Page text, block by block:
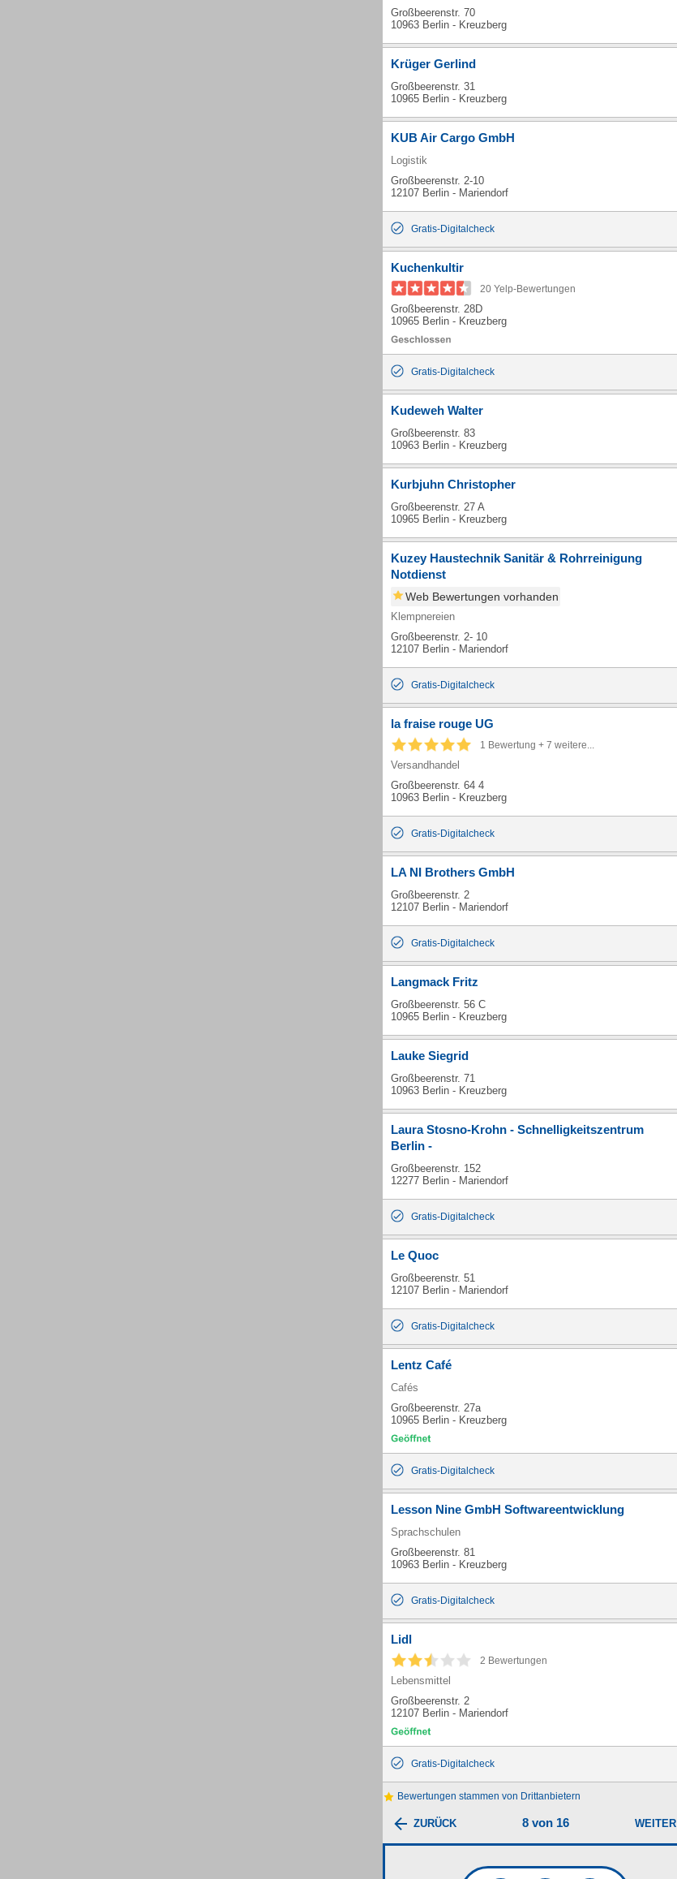
Großbeerenstr. 70
10963 Berlin - Kreuzberg
Krüger Gerlind
Großbeerenstr. 31
10965 Berlin - Kreuzberg
KUB Air Cargo GmbH
Logistik
Großbeerenstr. 2-10
12107 Berlin - Mariendorf
Gratis-Digitalcheck
Kuchenkultir
20 Yelp-Bewertungen
Großbeerenstr. 28D
10965 Berlin - Kreuzberg
Gratis-Digitalcheck
Kudeweh Walter
Großbeerenstr. 83
10963 Berlin - Kreuzberg
Kurbjuhn Christopher
Großbeerenstr. 27 A
10965 Berlin - Kreuzberg
Kuzey Haustechnik Sanitär & Rohrreinigung
Notdienst
Web Bewertungen vorhanden
Klempnereien
Großbeerenstr. 2- 10
12107 Berlin - Mariendorf
Gratis-Digitalcheck
la fraise rouge UG
1 Bewertung + 7 weitere...
Versandhandel
Großbeerenstr. 64 4
10963 Berlin - Kreuzberg
Gratis-Digitalcheck
LA NI Brothers GmbH
Großbeerenstr. 2
12107 Berlin - Mariendorf
Gratis-Digitalcheck
Langmack Fritz
Großbeerenstr. 56 C
10965 Berlin - Kreuzberg
Lauke Siegrid
Großbeerenstr. 71
10963 Berlin - Kreuzberg
Laura Stosno-Krohn - Schnelligkeitszentrum
Berlin -
Großbeerenstr. 152
12277 Berlin - Mariendorf
Gratis-Digitalcheck
Le Quoc
Großbeerenstr. 51
12107 Berlin - Mariendorf
Gratis-Digitalcheck
Lentz Café
Cafés
Großbeerenstr. 27a
10965 Berlin - Kreuzberg
Gratis-Digitalcheck
Lesson Nine GmbH Softwareentwicklung
Sprachschulen
Großbeerenstr. 81
10963 Berlin - Kreuzberg
Gratis-Digitalcheck
Lidl
2 Bewertungen
Lebensmittel
Großbeerenstr. 2
12107 Berlin - Mariendorf
Gratis-Digitalcheck
Bewertungen stammen von Drittanbietern
ZURÜCK 8 von 16 WEITER